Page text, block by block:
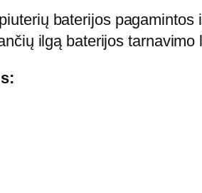
o
k
baterijos
ilgą baterijos tarnavimo